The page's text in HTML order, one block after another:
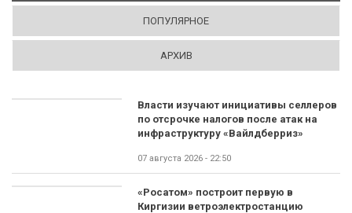
ПОПУЛЯРНОЕ
АРХИВ
Власти изучают инициативы селлеров
по отсрочке налогов после атак на
инфраструктуру «Вайлдберриз»
07 августа 2026 - 22:50
«Росатом» построит первую в
Киргизии ветроэлектростанцию